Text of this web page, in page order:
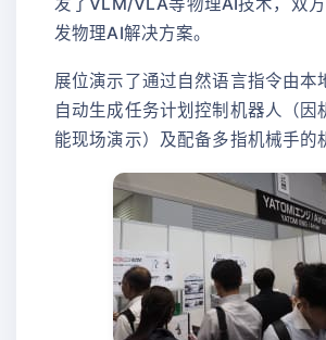
发物理AI解决方案。
展位演示了通过自然语言指令由本
自动生成任务计划控制机器人（因
能现场演示）及配备多指机械手的